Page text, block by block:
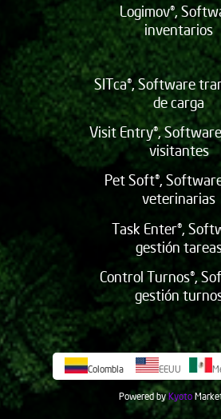
Logimov®,
inventarios
SITca®, Software
de carga
Visit Entry®,
visitantes
Pet Soft®,
veterinarias
Task Enter®,
gestión
Control Turnos®,
gestión
Colombia EEUU
Powered by Kyoto